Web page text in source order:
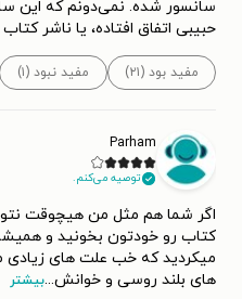
سانسور شده. نمی‌دونم که این
حبیبی اتفاق افتاده، یا ناشر
مفید بود (۲۱) مفید نبود (۱)
Parham
توصیه می‌کنم.
اگر شما هم مثل من هیچوقت
کتاب رو خودتون بخونید و
میکردید که خب علت های زیادی
های بلند روسی و خوانش...بیشتر